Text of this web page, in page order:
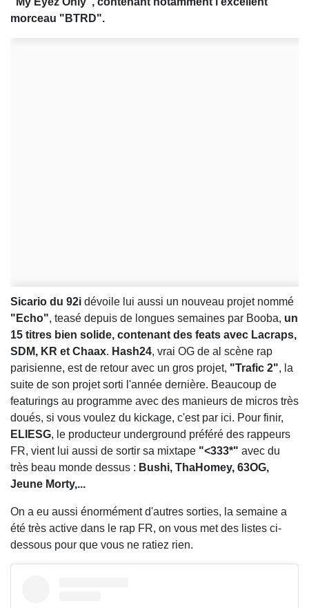
morceau "BTRD".
Sicario du 92i dévoile lui aussi un nouveau projet nommé
"Echo", teasé depuis de longues semaines par Booba, un
15 titres bien solide, contenant des feats avec Lacraps,
SDM, KR et Chaax. Hash24, vrai OG de al scène rap
parisienne, est de retour avec un gros projet, "Trafic 2", la
suite de son projet sorti l'année dernière. Beaucoup de
featurings au programme avec des manieurs de micros très
doués, si vous voulez du kickage, c'est par ici. Pour finir,
ELIESG, le producteur underground préféré des rappeurs
FR, vient lui aussi de sortir sa mixtape "<333*" avec du
très beau monde dessus : Bushi, ThaHomey, 63OG,
Jeune Morty,...
On a eu aussi énormément d'autres sorties, la semaine a
été très active dans le rap FR, on vous met des listes ci-
dessous pour que vous ne ratiez rien.